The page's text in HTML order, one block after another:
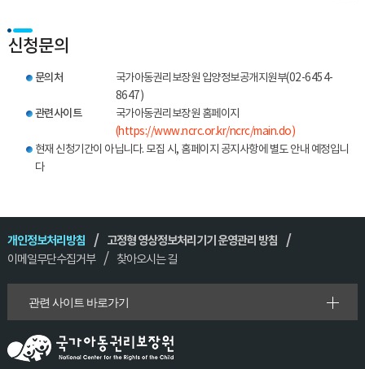
신청문의
문의처
국가아동권리보장원 입양정보공개지원부(02-6454-
8647)
관련사이트
국가아동권리보장원 홈페이지
(https://www.ncrc.or.kr/ncrc/main.do)
현재 신청기간이 아닙니다. 모집 시, 홈페이지 공지사항에 별도 안내 예정입니
다
개인정보처리방침
고정형 영상정보처리기기 운영관리 방침
이메일무단수집거부
찾아오시는 길
관련 사이트 바로가기